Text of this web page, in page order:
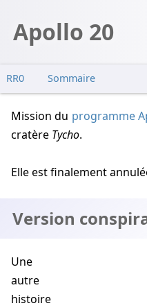
Apollo 20
RR0 Sommaire
Version
Mission du programme
cratère Tycho.
Elle est finalement
Version
Une
autre
histoire